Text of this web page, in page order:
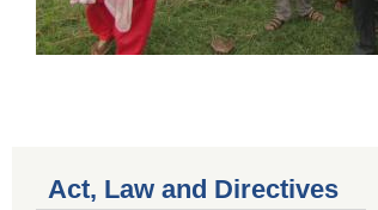
Act, Law and Directives